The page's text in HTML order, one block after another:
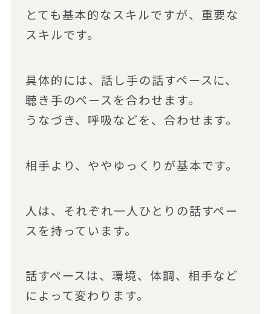
とても基本的なスキルですが、重要な
スキルです。
具体的には、話し手の話すペースに、
聴き手のペースを合わせます。
うなづき、呼吸などを、合わせます。
相手より、ややゆっくりが基本です。
人は、それぞれ一人ひとりの話すペー
スを持っています。
話すペースは、環境、体調、相手など
によって変わります。